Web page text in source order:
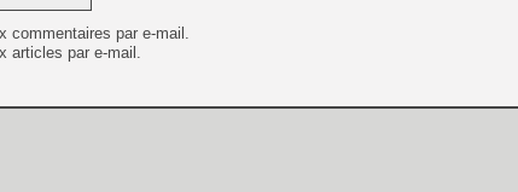
commentaires par e-mail.
articles par e-mail.